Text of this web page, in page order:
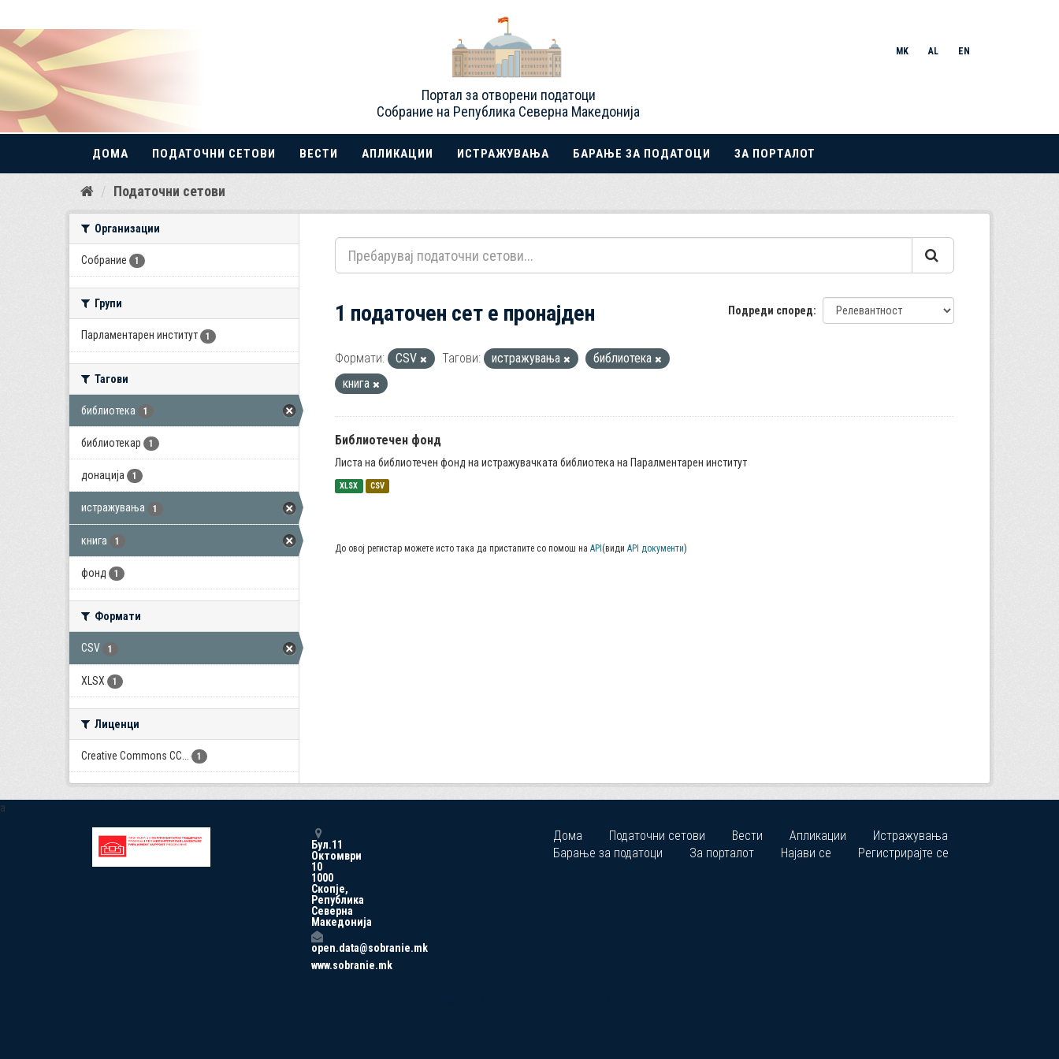
Прескокнете
Портал за отворени податоци
Собрание на Република Северна Македонија
MK AL EN
ДОМА ПОДАТОЧНИ СЕТОВИ ВЕСТИ АПЛИКАЦИИ ИСТРАЖУВАЊА БАРАЊЕ ЗА ПОДАТОЦИ ЗА ПОРТАЛОТ
Податочни сетови
Организации
Собрание 1
Групи
Парламентарен институт 1
Тагови
библиотека 1
библиотекар 1
донација 1
истражувања 1
книга 1
фонд 1
Формати
CSV 1
XLSX 1
Лиценци
Creative Commons CC... 1
Подреди според
1 податочен сет е пронајден
Формати: CSV Тагови: истражувања
библиотека
книга
Библиотечен фонд
Листа на библиотечен фонд на истражувачката библиотека на Паралментарен институт
XLSX CSV
До овој регистар можете исто така да пристапите со помош на API (види API документи)
a
Бул.11
Октомври
10
1000
Скопје,
Република
Северна
Македонија
open.data@sobranie.mk
www.sobranie.mk
Дома Податочни сетови Вести Апликации
Истражувања
Барање за податоци
За порталот Најави се Регистрирајте се